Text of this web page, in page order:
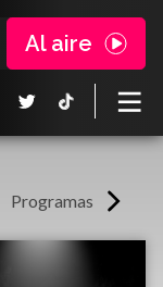
Al aire
Programas